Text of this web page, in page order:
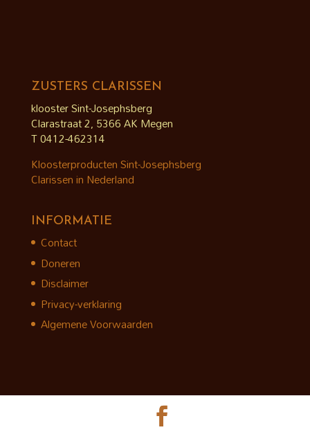
ZUSTERS CLARISSEN
klooster Sint-Josephsberg
Clarastraat 2, 5366 AK Megen
T 0412-462314
Kloosterproducten Sint-Josephsberg
Clarissen in Nederland
INFORMATIE
Contact
Doneren
Disclaimer
Privacy-verklaring
Algemene Voorwaarden